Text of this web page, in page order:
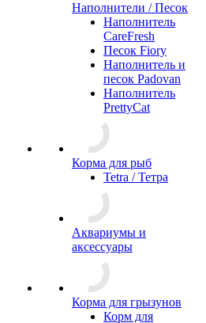
Наполнители / Песок
Наполнитель
CareFresh
Песок Fiory
Наполнитель и
песок Padovan
Наполнитель
PrettyCat
Корма для рыб
Tetra / Тетра
Аквариумы и
аксессуары
Корма для грызунов
Корм для